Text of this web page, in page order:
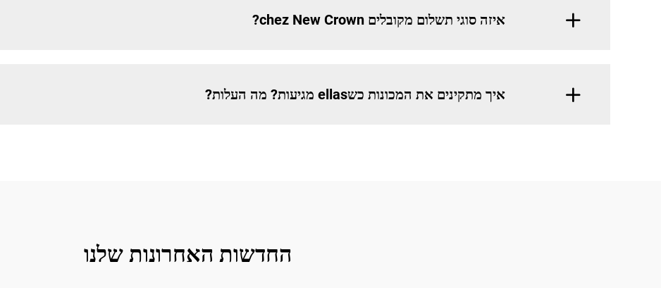
איזה סוגי תשלום מקובלים chez New Crown?
איך מתקינים את המכונות כשellas מגיעות? מה העלות?
החדשות האחרונות שלנו